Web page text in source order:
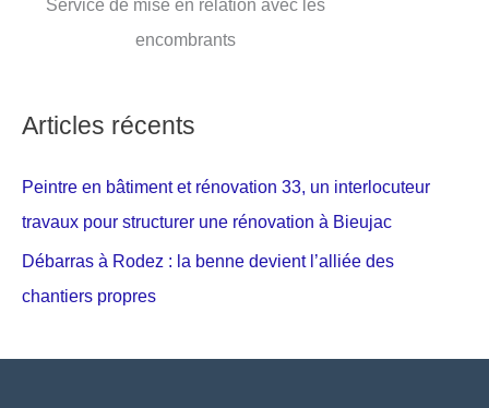
Service de mise en relation avec les
encombrants
Articles récents
Peintre en bâtiment et rénovation 33, un interlocuteur
travaux pour structurer une rénovation à Bieujac
Débarras à Rodez : la benne devient l’alliée des
chantiers propres